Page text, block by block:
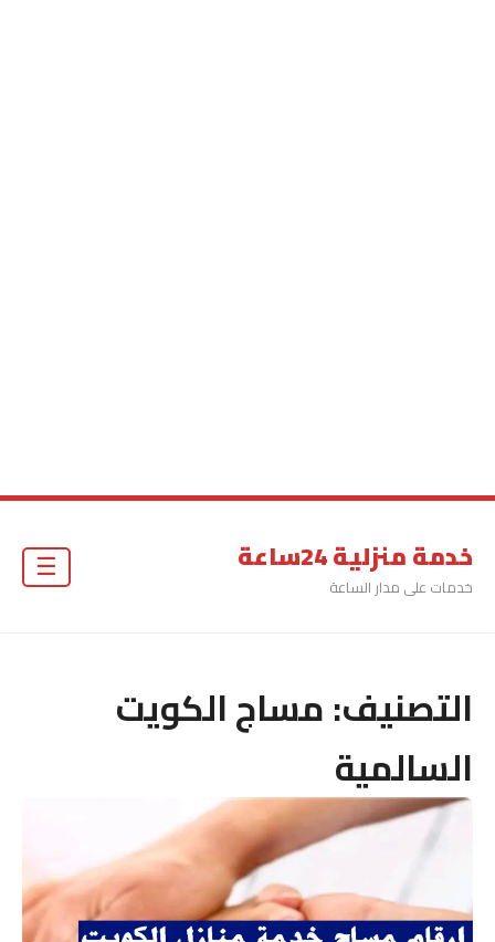
خدمة منزلية 24ساعة
خدمات على مدار الساعة
☰
التصنيف:مساج الكويت
السالمية